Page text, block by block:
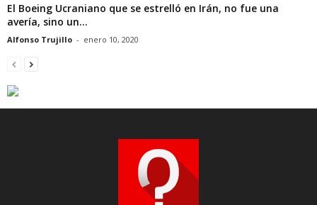
El Boeing Ucraniano que se estrelló en Irán, no fue una
avería, sino un...
Alfonso Trujillo - enero 10, 2020